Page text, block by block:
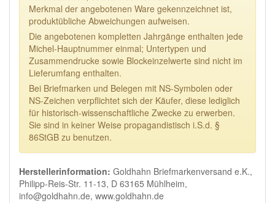
Merkmal der angebotenen Ware gekennzeichnet ist,
produktübliche Abweichungen aufweisen.
Die angebotenen kompletten Jahrgänge enthalten jede
Michel-Hauptnummer einmal; Untertypen und
Zusammendrucke sowie Blockeinzelwerte sind nicht im
Lieferumfang enthalten.
Bei Briefmarken und Belegen mit NS-Symbolen oder
NS-Zeichen verpflichtet sich der Käufer, diese lediglich
für historisch-wissenschaftliche Zwecke zu erwerben.
Sie sind in keiner Weise propagandistisch i.S.d. §
86StGB zu benutzen.
Herstellerinformation: Goldhahn Briefmarkenversand e.K.,
Philipp-Reis-Str. 11-13, D 63165 Mühlheim,
info@goldhahn.de, www.goldhahn.de